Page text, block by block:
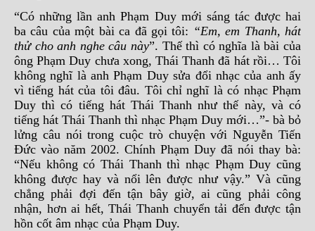
“Có những lần anh Phạm Duy mới sáng tác được hai
ba câu của một bài ca đã gọi tôi: “Em, em Thanh, hát
thử cho anh nghe câu này”. Thế thì có nghĩa là bài của
ông Phạm Duy chưa xong, Thái Thanh đã hát rồi… Tôi
không nghĩ là anh Phạm Duy sửa đổi nhạc của anh ấy
vì tiếng hát của tôi đâu. Tôi chỉ nghĩ là có nhạc Phạm
Duy thì có tiếng hát Thái Thanh như thế này, và có
tiếng hát Thái Thanh thì nhạc Phạm Duy mới…”- bà bỏ
lửng câu nói trong cuộc trò chuyện với Nguyễn Tiến
Đức vào năm 2002. Chính Phạm Duy đã nói thay bà:
“Nếu không có Thái Thanh thì nhạc Phạm Duy cũng
không được hay và nổi lên được như vậy.” Và cũng
chẳng phải đợi đến tận bây giờ, ai cũng phải công
nhận, hơn ai hết, Thái Thanh chuyển tải đến được tận
hồn cốt âm nhạc của Phạm Duy.